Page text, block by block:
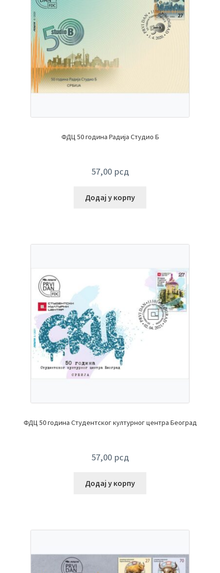
ФДЦ 50 година Радија Студио Б
57,00 рсд
Додај у корпу
ФДЦ 50 година Студентског културног центра Београд
57,00 рсд
Додај у корпу